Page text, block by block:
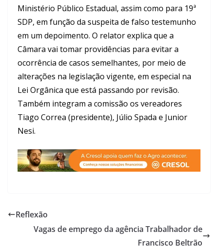
Ministério Público Estadual, assim como para 19ª
SDP, em função da suspeita de falso testemunho
em um depoimento. O relator explica que a
Câmara vai tomar providências para evitar a
ocorrência de casos semelhantes, por meio de
alterações na legislação vigente, em especial na
Lei Orgânica que está passando por revisão.
Também integram a comissão os vereadores
Tiago Correa (presidente), Júlio Spada e Junior
Nesi.
Reflexão
Vagas de emprego da agência Trabalhador de
Francisco Beltrão